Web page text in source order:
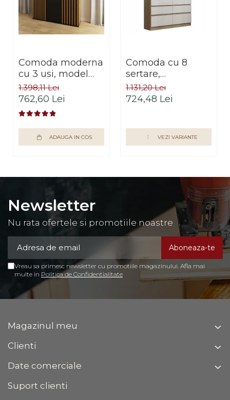
Comoda moderna
cu 3 usi, model
riflaj, negru/stejar
artisan, 120x88x44
cm, Bortis impex
1.398,11 Lei
762,60 Lei
ADAUGA IN COS
Comoda cu 8
sertare,
120x100x33 cm,
stejar sonoma/alb,
Bortis Impex
1.131,20 Lei
724,48 Lei
VEZI VARIANTE
Newsletter
Nu rata ofertele si promotiile noastre
Vreau sa primesc newsletter cu promotiile magazinului. Afla mai
multe in Politica de Confidentialitate
Magazinul meu
Clienti
Date comerciale
Suport clienti